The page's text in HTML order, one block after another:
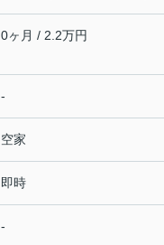
0ヶ月 / 2.2万円
-
空家
即時
-